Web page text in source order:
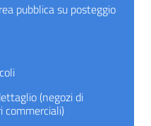
pubblica su posteggio
(negozi di
commerciali)